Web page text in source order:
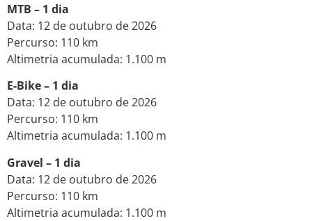
MTB – 1 dia
Data: 12 de outubro de 2026
Percurso: 110 km
Altimetria acumulada: 1.100 m
E-Bike – 1 dia
Data: 12 de outubro de 2026
Percurso: 110 km
Altimetria acumulada: 1.100 m
Gravel – 1 dia
Data: 12 de outubro de 2026
Percurso: 110 km
Altimetria acumulada: 1.100 m